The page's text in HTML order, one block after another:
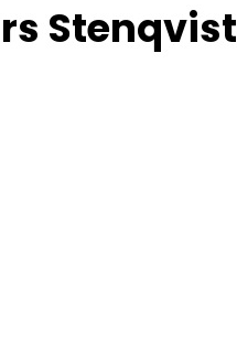
Stenqvist